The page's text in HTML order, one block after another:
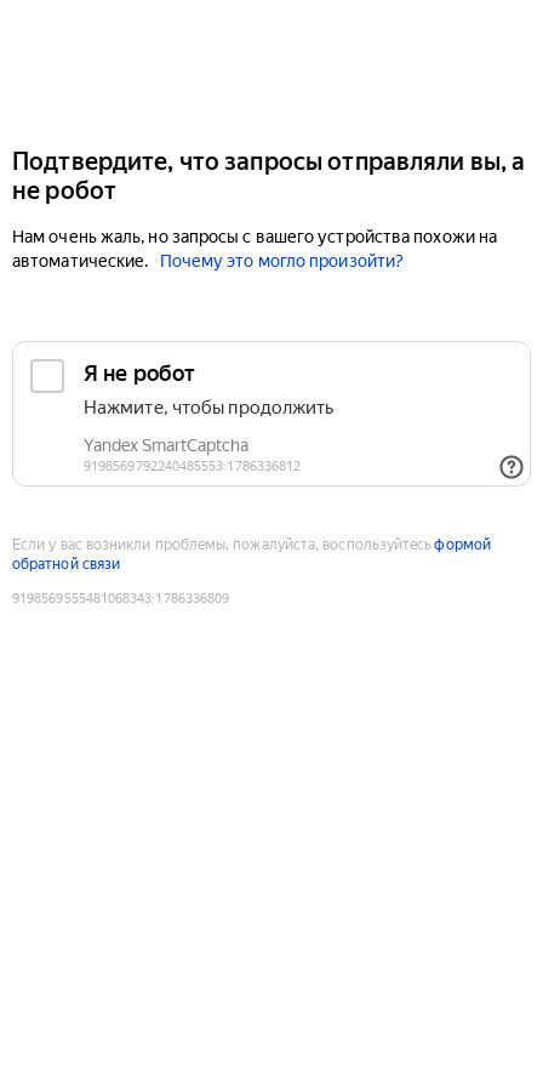
Подтвердите, что запросы отправляли вы, а
не робот
Нам очень жаль, но запросы с вашего устройства похожи на
автоматические.
Почему это могло произойти?
Если у вас возникли проблемы, пожалуйста, воспользуйтесьформой
обратной связи
9198569555481068343:1786336809